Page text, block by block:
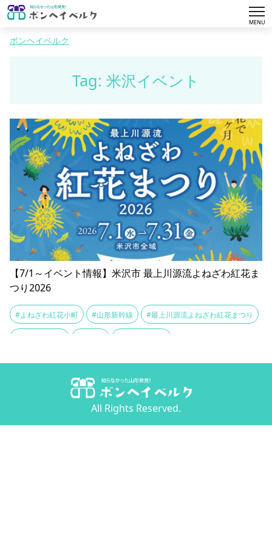
MENU
ボンヘイベルク
Tag: 米沢イベント
【7/1～イベント情報】米沢市 最上川源流よねざわ紅花ま
つり2026
#よねざわ紅花小町 #山形新幹線 #最上川源流よねざわ紅花まつり
All Rights Reserved.